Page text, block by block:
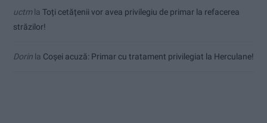
uctmla Toți cetățenii vor avea privilegiu de primar la refacerea
străzilor!
Dorin la Coșei acuză: Primar cu tratament privilegiat la Herculane!